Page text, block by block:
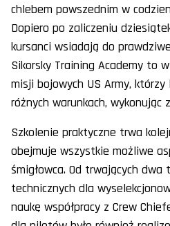
chlebem powszednim w
Dopiero po zaliczeniu
kursanci wsiadają do
Sikorsky Training Academy to
misji bojowych US Army,
różnych warunkach, wykonując
Szkolenie praktyczne trwa
obejmuje wszystkie możliwe
śmigłowca. Od trwających
technicznych dla
naukę współpracy z Crew